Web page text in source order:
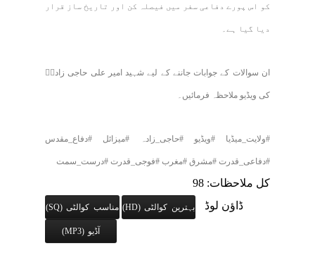
کو اس پورے دفاعی سفر میں فیصلہ کن اور تاریخ ساز قرار
دیا گیا ہے۔
ان سوالات کے جوابات جاننے کے لیے شہید امیر علی حاجی زادہؒ
کی ویڈیو ملاحظہ فرمائیں۔
#ولایت_میڈیا #ویڈیو #حاجی_زادہ #میزائل #دفاع_مقدس
#دفاعی_قدرت #مشرق #مغرب #فوجی_قدرت #درست_سمت
کل ملاحظات: 98
ڈاؤن لوڈ
بہترین کوالٹی (HD) مناسب کوالٹی (SQ)
آڈیو (MP3)